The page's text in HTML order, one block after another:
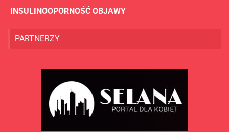
INSULINOOPORNOŚĆ OBJAWY
PARTNERZY